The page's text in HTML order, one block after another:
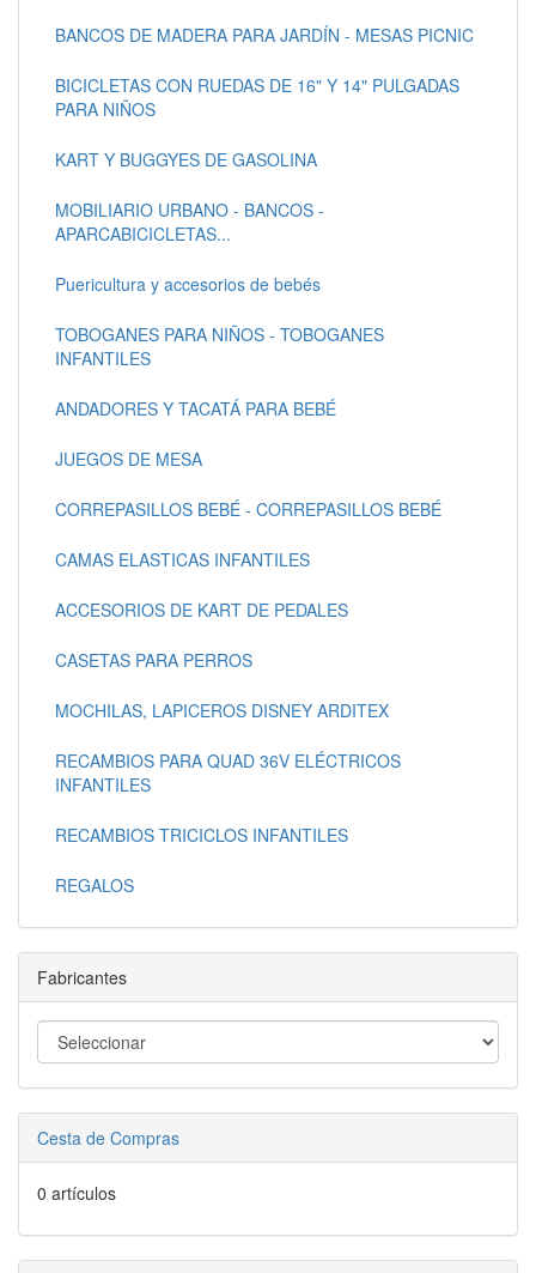
BANCOS DE MADERA PARA JARDÍN - MESAS PICNIC
BICICLETAS CON RUEDAS DE 16" Y 14" PULGADAS
PARA NIÑOS
KART Y BUGGYES DE GASOLINA
MOBILIARIO URBANO - BANCOS -
APARCABICICLETAS...
Puericultura y accesorios de bebés
TOBOGANES PARA NIÑOS - TOBOGANES
INFANTILES
ANDADORES Y TACATÁ PARA BEBÉ
JUEGOS DE MESA
CORREPASILLOS BEBÉ - CORREPASILLOS BEBÉ
CAMAS ELASTICAS INFANTILES
ACCESORIOS DE KART DE PEDALES
CASETAS PARA PERROS
MOCHILAS, LAPICEROS DISNEY ARDITEX
RECAMBIOS PARA QUAD 36V ELÉCTRICOS
INFANTILES
RECAMBIOS TRICICLOS INFANTILES
REGALOS
Fabricantes
Cesta de Compras
0 artículos